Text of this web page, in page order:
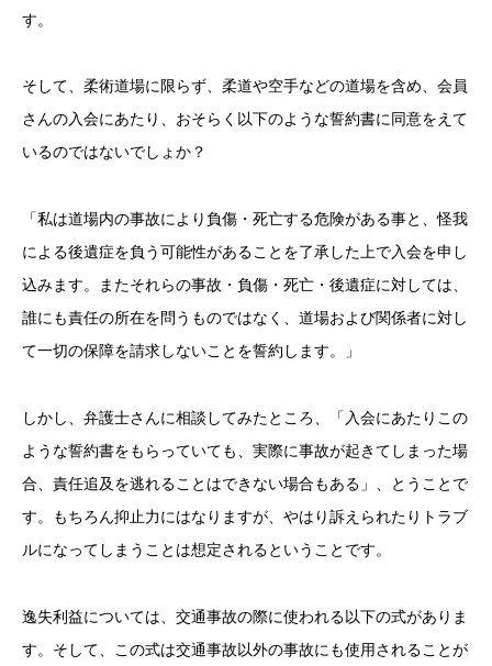
す。
そして、柔術道場に限らず、柔道や空手などの道場を含め、会員
さんの入会にあたり、おそらく以下のような誓約書に同意をえて
いるのではないでしょか？
「私は道場内の事故により負傷・死亡する危険がある事と、怪我
による後遺症を負う可能性があることを了承した上で入会を申し
込みます。またそれらの事故・負傷・死亡・後遺症に対しては、
誰にも責任の所在を問うものではなく、道場および関係者に対し
て一切の保障を請求しないことを誓約します。」
しかし、弁護士さんに相談してみたところ、「入会にあたりこの
ような誓約書をもらっていても、実際に事故が起きてしまった場
合、責任追及を逃れることはできない場合もある」、とうことで
す。もちろん抑止力にはなりますが、やはり訴えられたりトラブ
ルになってしまうことは想定されるということです。
逸失利益については、交通事故の際に使われる以下の式がありま
す。そして、この式は交通事故以外の事故にも使用されることが